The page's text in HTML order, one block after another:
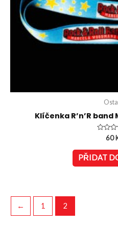
Klíčenka R’n’R
z
5
60
PŘIDAT
← 1 2